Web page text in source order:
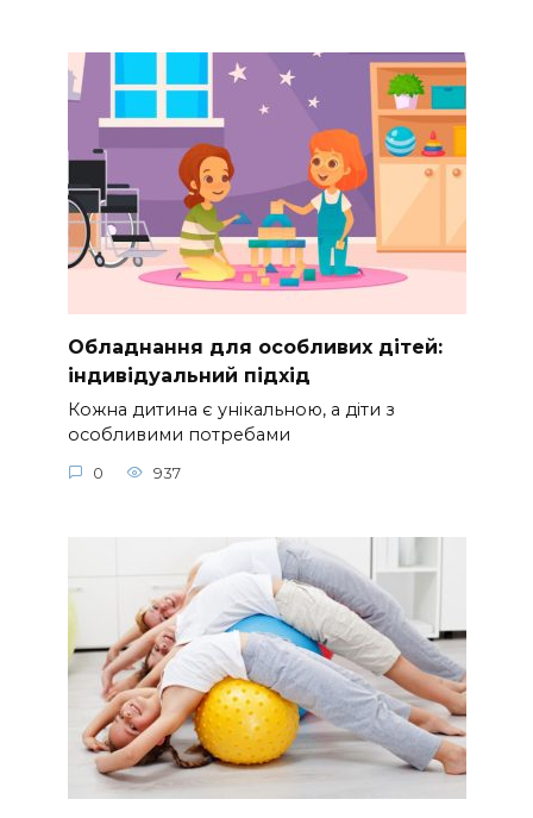
Обладнання для особливих дітей:
індивідуальний підхід
Кожна дитина є унікальною, а діти з
особливими потребами
0 937